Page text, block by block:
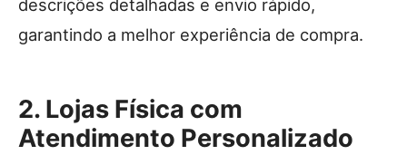
descrições detalhadas e envio rápido,
garantindo a melhor experiência de compra.
2. Lojas Física com
Atendimento Personalizado